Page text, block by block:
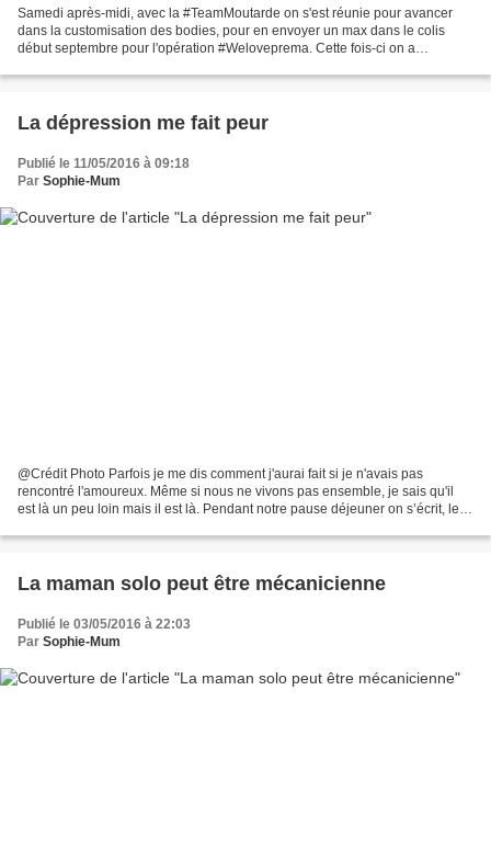
Samedi après-midi, avec la #TeamMoutarde on s'est réunie pour avancer
dans la customisation des bodies, pour en envoyer un max dans le colis
début septembre pour l'opération #Weloveprema. Cette fois-ci on a
La dépression me fait peur
Publié le 11/05/2016 à 09:18
Par Sophie-Mum
@Crédit Photo Parfois je me dis comment j'aurai fait si je n'avais pas
rencontré l'amoureux. Même si nous ne vivons pas ensemble, je sais qu'il
est là un peu loin mais il est là. Pendant notre pause déjeuner on s’écrit, les
La maman solo peut être mécanicienne
Publié le 03/05/2016 à 22:03
Par Sophie-Mum